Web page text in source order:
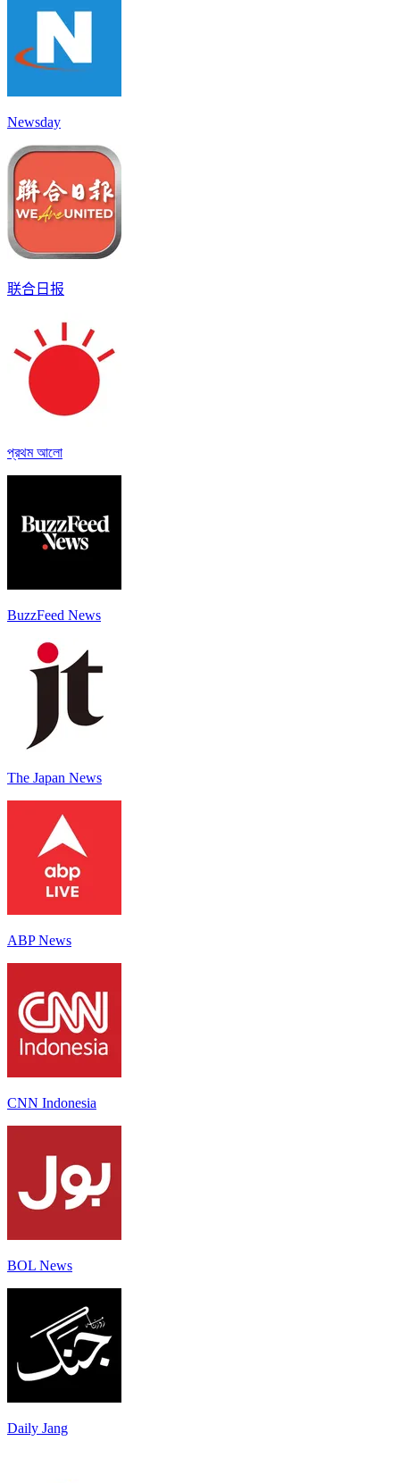
Newsday
联合日报
প্রথম আলো
BuzzFeed News
The Japan News
ABP News
CNN Indonesia
BOL News
Daily Jang